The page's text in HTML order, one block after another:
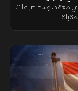
معقد، وسط صراعات